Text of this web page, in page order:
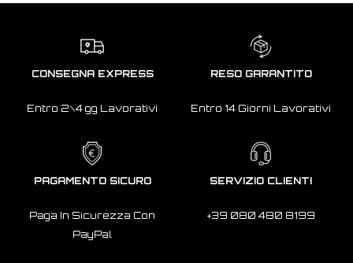
CONSEGNA EXPRESS
Entro 2\4 gg Lavorativi
RESO GARANTITO
Entro 14 Giorni Lavorativi
PAGAMENTO SICURO
Paga In Sicurezza Con
PayPal
SERVIZIO CLIENTI
+39 080 480 8199